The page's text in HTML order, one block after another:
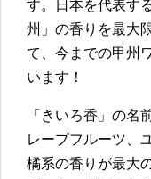
す。日本を代表す
州」の香りを最大
て、今までの甲州
います！
「きいろ香」の名
レープフルーツ、
橘系の香りが最大